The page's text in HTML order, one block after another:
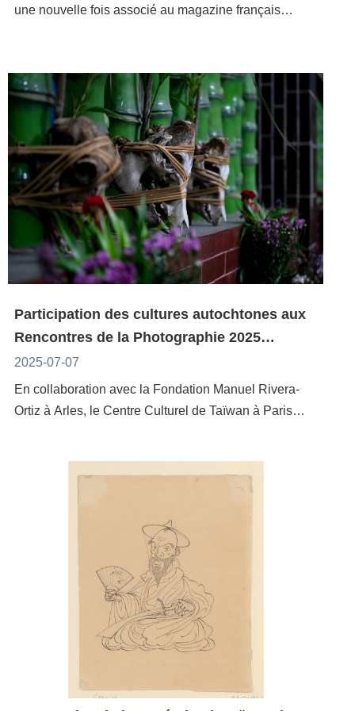
et l’éducation. Elle favorisera la compréhension et le
démontrant ainsi la valeur essentielle de l’art
documentaire face aux défis contemporains.Depuis
2018, le Centre collabore avec la Fondation MRO
pour promouvoir la participation d’artistes taïwanais
spécialisés dans la photographie et l’art de l’image
aux Rencontres de la photographie d’Arles. Parmi les
artistes invités au fil des ans figurent Chen Chin-Pao,
Isa Ho, Ting, Chia Huang, Wu Cheng-Chang, Hsu
Ching-Yuan, Wu Chuan Lun, Kuo Che Hsi, Hsu
Cheng-tang, Wang Jun-Jieh, Chang Chun-yi, Laha
Mebow et « The Reporter », afin de continuer à mettre
en valeur la vitalité de la création culturelle
parcours d'art contemporain, se tiendra à La Haye le
taïwanaise Jeci Chen intitulée « On My Tail » (2022).
Cette œuvre a été sélectionnée conjointement par
Clara Pallí Monguilod et Johan Gustavsson,
codirecteurs de 1646, et Zoe Yeh. À travers une
diffusion en boucle et un récit fragmenté, « On My Tail
» est un journal visuel consacré aux expressions
émotionnelles et à l'observation de la vie quotidienne,
qui présente cinq monologues intérieurs. L'installation
s'inspire d'une « Crankie Box », une boîte à animation
traditionnelle, dont elle revisite le concept. « On My
sans début ni fin. Le tout en dialoguant avec le
contexte de l’exposition de l’artiste lettone Līga
Spunde présentée au sein du même espace. Chen
Hung-Hsing, directeur du CCTP, a déclaré que les
Pays-Bas accordent depuis longtemps une grande
favorise non seulement le dialogue institutionnel entre
les commissaires d’exposition, les artistes et les
institutions spécialisées, mais permet également à
l’art taïwanais d’être réinterprété et compris dans un
contexte interculturel, élargissant ainsi les
perspectives du dialogue social et renforçant les liens
entre les institutions artistiques et culturelles de
Taïwan et des Pays-Bas.《1646 X CCTP with curator
Zoe Yeh》Période : du 27 au 29 mai
:https://1646.nl/program/1646-x-cctp/« Fragments in
Recall : Contemporary Moving Image from Taiwan
large, dans la galerie d'art asiatique du Rijksmuseum.
de l'exposition est tiré de l'inscription figurant sur l'une
des œuvres, reflétant le lien émotionnel profond de
l'artiste avec le « chez-soi » (家) et l'« appartenance »
(歸屬) à travers une interprétation calligraphique.Hu
Ching-Fang, Directrice du CCTP (en charge de la
France, Belgique, Suisse, Luxembourg et Pays-Bas),
s’est exprimé sur le relation étroite qu’entretient le
CCTP avec le Rijksmuseum, où il a pu présenté des
expositions sur le thème de Taïwan ces trois
dernières années. Cela comprenait l'exposition
documents liés à Taïwan, marquant le 400e
anniversaire de la rencontre entre Taïwan et les Pays-
Bas. Le CCTP est ravi et honoré de mettre en œuvre
limites formelles, démontrant les possibilités illimitées
de la fusion interdisciplinaire. Son travail offre une
caractère « beauté » (美). Tong Yang-Tze a suscité un
vif intérêt sur la scène artistique internationale. Non
seulement elle a été saluée par le journal britannique
The Guardian comme « l'artiste qui rend la
calligraphie cool », mais elle est également devenue
l'année dernière la première artiste asiatique à
exposer dans le hall du Metropolitan Museum of Art
culturelle et la vitalité contemporaine de son travail,
une nouvelle fois associé au magazine français
Chou (ou Chou),Chu-Chieh LeeetJoe Hsieh– pour
participer au 3e Festival international d'illustration de
Lyon, le Illustration Festival (IF). Parallèlement, le
CCTP a également invitéKaohsiung Film Archiveà
organiser un programme de courts métrages
d'illustration. L'événement se déroulera les 27 et 28
septembre 2025 à Les SUBS, un complexe artistique
public à Lyon, ainsi qu’à l'École nationale supérieure
des beaux-arts de Lyon (ENSBA Lyon).Le 3e
Illustration Festival invite des illustrateurs
internationaux venant de Taïwan, d'Espagne, de
France, du Royaume-Uni, du Canada, etc. Au total
plus de 50 artistes internationaux sont invités à
notamment expositions, installations, discussions,
projections de courts métrages d’animation, concerts,
DJ sets. La section courts métrages, programme
phare du festival IF, présentera cette année deux
| Chu-Chieh Lee)et la première française de Praying
Mantis (2025 | Joe Hsieh). De plus, grâce à la
présence de Kaohsiung Film Archive, une section est
tout spécialement consacrée aux courts métrages
d'animation taïwanais, avec la projection de trois
œuvres:The Egret River (2022 | Wan-Lin Liu), A Night
with Moosina (2022 | Shiu-Cheng Tsai) et Night Bus
par leur style illustratif. Cette année (2025),
Participation des cultures autochtones aux
Rencontres de la Photographie 2025
Dialogue contemporain croisé en images et
croyances
2025-07-07
En collaboration avec la Fondation Manuel Rivera-
Ortiz à Arles, le Centre Culturel de Taïwan à Paris
Mebow, à participer aux Rencontres de la
Photographie d'Arles 2025. Les œuvres sont
sélectionnées et organisées par Florent Basiletti,
Directeur artistique de la Fondation MRO, et intégrée
à leur exposition qui porte le titre de
«Sortilèges».Inspirée par la pensée du poète,
philosophe et écrivain français Édouard Glissant, la
56ᵉ édition des Rencontres de la Photographie
d’Arles est organisée autour du thème «Images
comme outil de résistance, de témoignage et de